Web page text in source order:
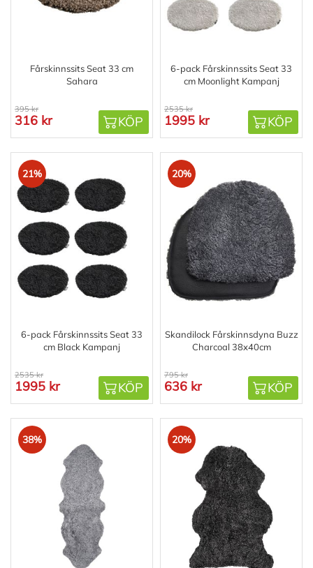
Fårskinnssits Seat 33 cm
Sahara
395 kr
316 kr KÖP
6-pack Fårskinnssits Seat 33
cm Moonlight Kampanj
2535 kr
1995 kr KÖP
21%
6-pack Fårskinnssits Seat 33
cm Black Kampanj
2535 kr
1995 kr KÖP
20%
Skandilock Fårskinnsdyna Buzz
Charcoal 38x40cm
795 kr
636 kr KÖP
38% 20%